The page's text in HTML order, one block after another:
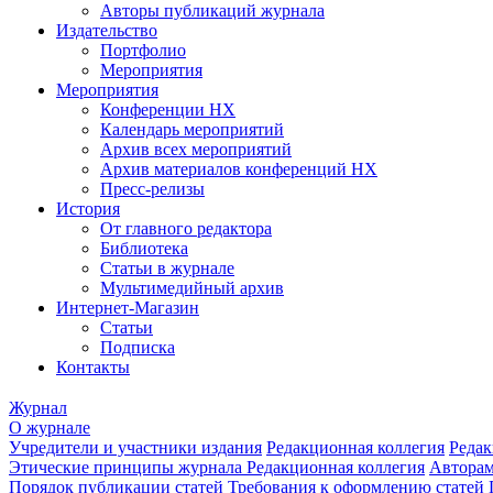
Авторы публикаций журнала
Издательство
Портфолио
Мероприятия
Мероприятия
Конференции НХ
Календарь мероприятий
Архив всех мероприятий
Архив материалов конференций НХ
Пресс-релизы
История
От главного редактора
Библиотека
Статьи в журнале
Мультимедийный архив
Интернет-Магазин
Статьи
Подписка
Контакты
Журнал
О журнале
Учредители и участники издания Редакционная коллегия
Этические принципы журнала Редакционная коллегия
Порядок публикации статей Требования к оформлению статей